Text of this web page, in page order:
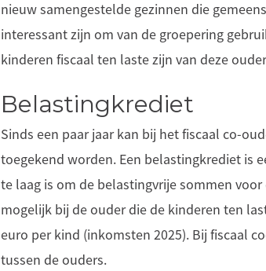
nieuw samengestelde gezinnen die
interessant zijn om van de groepering
kinderen fiscaal ten laste zijn van deze
Belastingkrediet
Sinds een paar jaar kan bij het fiscaal co-
toegekend worden. Een belastingkrediet is
te laag is om de belastingvrije sommen
mogelijk bij de ouder die de kinderen ten
euro per kind (inkomsten 2025). Bij fiscaal
tussen de ouders.